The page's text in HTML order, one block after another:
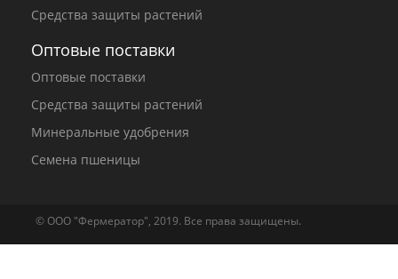
Средства защиты растений
Оптовые поставки
Оптовые поставки
Средства защиты растений
Минеральные удобрения
Семена пшеницы
© ООО "Фермератор", 2019. Все права защищены.